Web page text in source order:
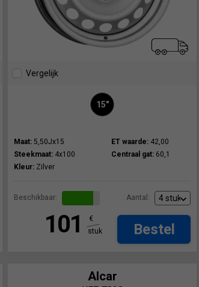
Vergelijk
15"
Maat: 5,50Jx15 ET waarde: 42,00
Steekmaat: 4x100 Centraal gat: 60,1
Kleur: Zilver
Beschikbaar: Aantal:
101
€
stuk
Bestel
Alcar